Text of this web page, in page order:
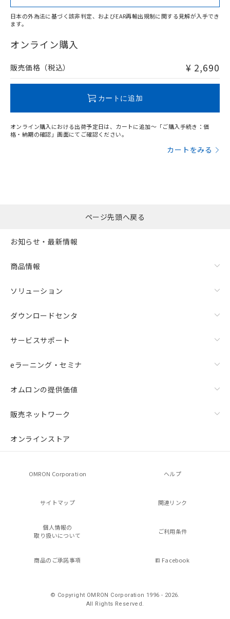
在庫等で未対応品が混在する可能性があります。
問い合わせください。
日本の外為法に基づく該非判定、およびEAR再輸出規制に関する見解が入手でき
ます。
オンライン購入
販売価格（税込） ¥ 2,690
カートに追加
オンライン購入における出荷予定日は、カートに追加～「ご購入手続き：価
格・納期の確認」画面にてご確認ください。
カートをみる
ページ先頭へ戻る
お知らせ・最新情報
商品情報
ソリューション
ダウンロードセンタ
サービスサポート
eラーニング・セミナ
オムロンの提供価値
販売ネットワーク
オンラインストア
OMRON Corporation ヘルプ
サイトマップ 関連リンク
個人情報の
取り扱いについて
ご利用条件
商品のご承諾事項 Facebook
© Copyright OMRON Corporation 1996 - 2026.
All Rights Reserved.